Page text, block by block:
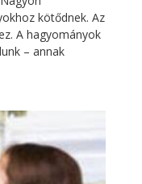
kötődnek. Az
A hagyományok
– annak